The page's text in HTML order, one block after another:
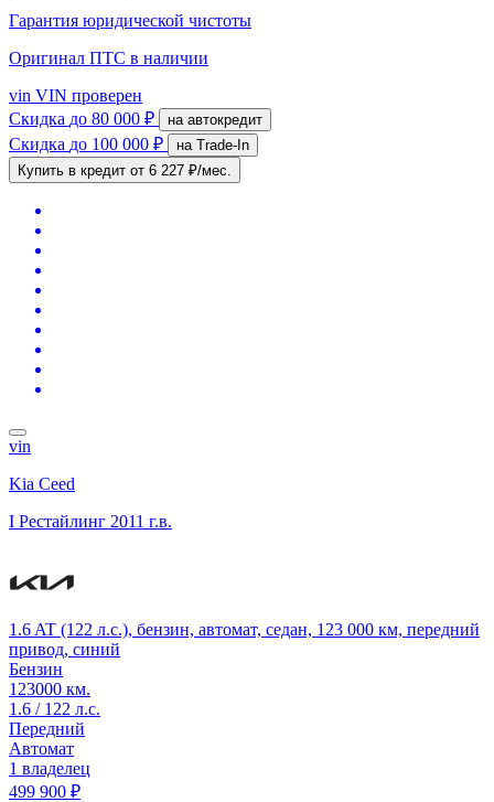
Гарантия юридической чистоты
Оригинал ПТС в наличии
vin VIN проверен
Скидка до 80 000 ₽ на автокредит
Скидка до 100 000 ₽
на Trade-In
Купить в кредит от 6 227 ₽/мес.
vin
Kia Ceed
I Рестайлинг 2011 г.в.
1.6 AT (122 л.с.), бензин, автомат, седан, 123 000 км, передний
привод, синий
Бензин
123000 км.
1.6 / 122 л.с.
Передний
Автомат
1 владелец
499 900 ₽